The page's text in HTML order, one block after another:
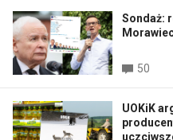
Sondaż:
50
UOKiK